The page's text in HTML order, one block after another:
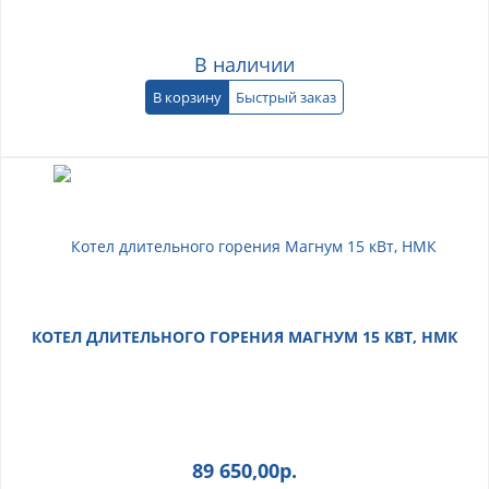
В наличии
В корзину Быстрый заказ
КОТЕЛ ДЛИТЕЛЬНОГО ГОРЕНИЯ МАГНУМ 15 КВТ, НМК
89 650,00р.